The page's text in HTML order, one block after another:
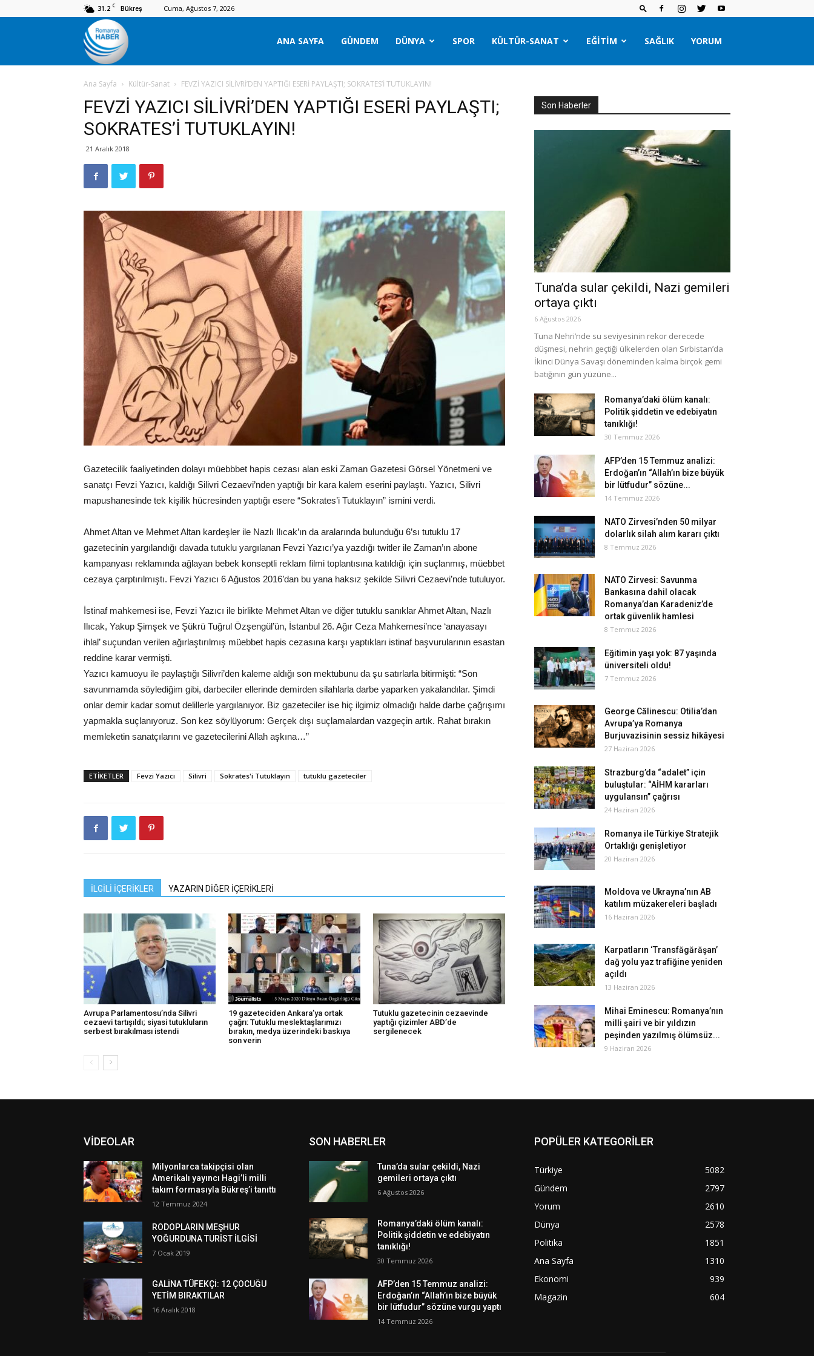
31.2 C Bükreş Cuma, Ağustos 7, 2026
Romanya
Haber
ANA SAYFA GÜNDEM DÜNYA SPOR KÜLTÜR-SANAT EĞITIM SAĞLIK YORUM
Ana Sayfa Kültür-Sanat FEVZİ YAZICI SİLİVRİ’DEN YAPTIĞI ESERİ PAYLAŞTI; SOKRATES’İ TUTUKLAYIN!
FEVZİ YAZICI SİLİVRİ’DEN YAPTIĞI ESERİ PAYLAŞTI;
SOKRATES’İ TUTUKLAYIN!
21 Aralık 2018
Gazetecilik faaliyetinden dolayı müebbbet hapis cezası alan eski Zaman Gazetesi Görsel Yönetmeni ve
sanatçı Fevzi Yazıcı, kaldığı Silivri Cezaevi’nden yaptığı bir kara kalem eserini paylaştı. Yazıcı, Silivri
mapushanesinde tek kişilik hücresinden yaptığı esere “Sokrates’i Tutuklayın” ismini verdi.
Ahmet Altan ve Mehmet Altan kardeşler ile Nazlı Ilıcak’ın da aralarında bulunduğu 6’sı tutuklu 17
gazetecinin yargılandığı davada tutuklu yargılanan Fevzi Yazıcı’ya yazdığı twitler ile Zaman’ın abone
kampanyası reklamında ağlayan bebek konseptli reklam filmi toplantısına katıldığı için suçlanmış, müebbet
cezaya çarptırılmıştı. Fevzi Yazıcı 6 Ağustos 2016’dan bu yana haksız şekilde Silivri Cezaevi’nde tutuluyor.
İstinaf mahkemesi ise, Fevzi Yazıcı ile birlikte Mehmet Altan ve diğer tutuklu sanıklar Ahmet Altan, Nazlı
Ilıcak, Yakup Şimşek ve Şükrü Tuğrul Özşengül’ün, İstanbul 26. Ağır Ceza Mahkemesi’nce ‘anayasayı
ihlal’ suçundan verilen ağırlaştırılmış müebbet hapis cezasına karşı yaptıkları istinaf başvurularının esastan
reddine karar vermişti.
Yazıcı kamuoyu ile paylaştığı Silivri’den kaleme aldığı son mektubunu da şu satırlarla bitirmişti: “Son
savunmamda söylediğim gibi, darbeciler ellerinde demirden silahlarla darbe yaparken yakalandılar. Şimdi
onlar demir kadar somut delillerle yargılanıyor. Biz gazeteciler ise hiç ilgimiz olmadığı halde darbe çağrışımı
yapmakla suçlanıyoruz. Son kez söylüyorum: Gerçek dışı suçlamalardan vazgeçin artık. Rahat bırakın
memleketin sanatçılarını ve gazetecilerini Allah aşkına…”
ETIKETLER Fevzi Yazıcı Silivri Sokrates'i Tutuklayın tutuklu gazeteciler
İLGİLİ İÇERİKLER YAZARIN DİĞER İÇERİKLERİ
Avrupa Parlamentosu’nda Silivri
cezaevi tartışıldı; siyasi tutukluların
serbest bırakılması istendi
19 gazeteciden Ankara’ya ortak
çağrı: Tutuklu meslektaşlarımızı
bırakın, medya üzerindeki baskıya
son verin
Tutuklu gazetecinin cezaevinde
yaptığı çizimler ABD’de
sergilenecek
Son Haberler
Tuna’da sular çekildi, Nazi gemileri
ortaya çıktı
6 Ağustos 2026
Tuna Nehri’nde su seviyesinin rekor derecede
düşmesi, nehrin geçtiği ülkelerden olan Sırbistan’da
İkinci Dünya Savaşı döneminden kalma birçok gemi
batığının gün yüzüne...
Romanya’daki ölüm kanalı:
Politik şiddetin ve edebiyatın
tanıklığı!
30 Temmuz 2026
AFP’den 15 Temmuz analizi:
Erdoğan’ın “Allah’ın bize büyük
bir lütfudur” sözüne...
14 Temmuz 2026
NATO Zirvesi’nden 50 milyar
dolarlık silah alım kararı çıktı
8 Temmuz 2026
NATO Zirvesi: Savunma
Bankasına dahil olacak
Romanya’dan Karadeniz’de
ortak güvenlik hamlesi
8 Temmuz 2026
Eğitimin yaşı yok: 87 yaşında
üniversiteli oldu!
7 Temmuz 2026
George Călinescu: Otilia’dan
Avrupa’ya Romanya
Burjuvazisinin sessiz hikâyesi
27 Haziran 2026
Strazburg’da “adalet” için
buluştular: “AİHM kararları
uygulansın” çağrısı
24 Haziran 2026
Romanya ile Türkiye Stratejik
Ortaklığı genişletiyor
20 Haziran 2026
Moldova ve Ukrayna’nın AB
katılım müzakereleri başladı
16 Haziran 2026
Karpatların ‘Transfăgărăşan’
dağ yolu yaz trafiğine yeniden
açıldı
13 Haziran 2026
Mihai Eminescu: Romanya’nın
milli şairi ve bir yıldızın
peşinden yazılmış ölümsüz...
9 Haziran 2026
VİDEOLAR
Milyonlarca takipçisi olan
Amerikalı yayıncı Hagi’li milli
takım formasıyla Bükreş’i tanıttı
12 Temmuz 2024
RODOPLARIN MEŞHUR
YOĞURDUNA TURİST İLGİSİ
7 Ocak 2019
GALİNA TÜFEKÇİ: 12 ÇOCUĞU
YETİM BIRAKTILAR
16 Aralık 2018
SON HABERLER
Tuna’da sular çekildi, Nazi
gemileri ortaya çıktı
6 Ağustos 2026
Romanya’daki ölüm kanalı:
Politik şiddetin ve edebiyatın
tanıklığı!
30 Temmuz 2026
AFP’den 15 Temmuz analizi:
Erdoğan’ın “Allah’ın bize büyük
bir lütfudur” sözüne vurgu yaptı
14 Temmuz 2026
POPÜLER KATEGORİLER
Türkiye
5082
Gündem
2797
Yorum
2610
Dünya
2578
Politika
1851
Ana Sayfa
1310
Ekonomi
939
Magazin
604